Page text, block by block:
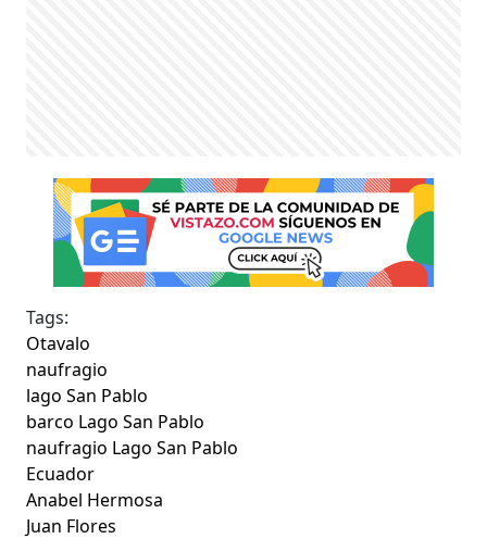
Tags:
Otavalo
naufragio
lago San Pablo
barco Lago San Pablo
naufragio Lago San Pablo
Ecuador
Anabel Hermosa
Juan Flores